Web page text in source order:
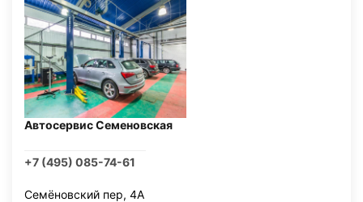
Автосервис Семеновская
+7 (495) 085-74-61
Семёновский пер, 4А